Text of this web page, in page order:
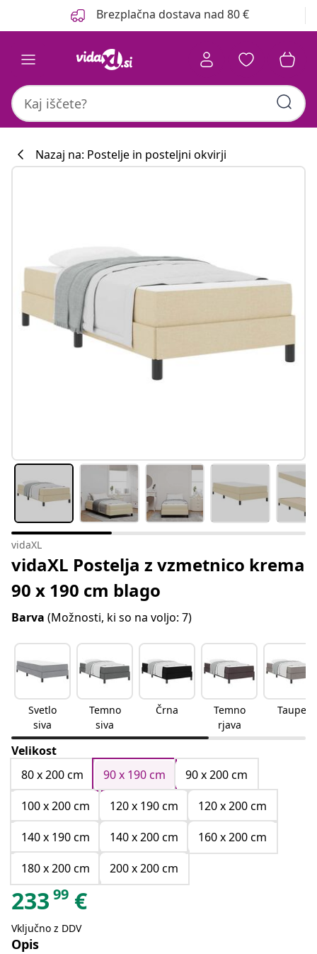
Brezplačna dostava nad 80 €
Nazaj na: Postelje in posteljni okvirji
vidaXL
vidaXL Postelja z vzmetnico krema
90 x 190 cm blago
Barva (Možnosti, ki so na voljo: 7)
Svetlo
siva
Temno
siva
Črna
Temno
rjava
Taupe
Velikost
80 x 200 cm
90 x 190 cm
90 x 200 cm
100 x 200 cm
120 x 190 cm
120 x 200 cm
140 x 190 cm
140 x 200 cm
160 x 200 cm
180 x 200 cm
200 x 200 cm
233 99 €
Vključno z DDV
Opis